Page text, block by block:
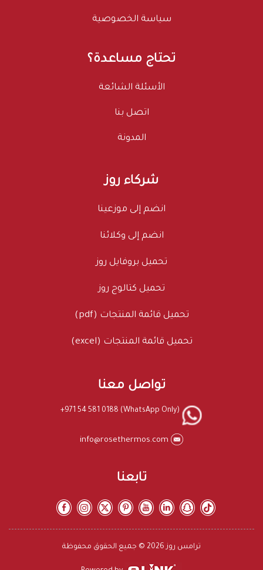
سياسة الخصوصية
تحتاج مساعدة؟
الأسئلة الشائعة
اتصل بنا
المدونة
شركاء روز
انضم إلى موزعينا
انضم إلى وكلائنا
تحميل بروفايل روز
تحميل كتالوج روز
تحميل قائمة المنتجات (pdf)
تحميل قائمة المنتجات (excel)
تواصل معنا
+971 54 581 0188 (WhatsApp Only)
تابعنا
ترامس روز 2026 © جميع الحقوق محفوظة